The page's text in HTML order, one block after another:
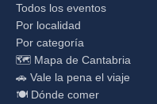
Todos los eventos
Por localidad
Por categoría
🗺️ Mapa de Cantabria
🚗 Vale la pena el viaje
🍽️ Dónde comer